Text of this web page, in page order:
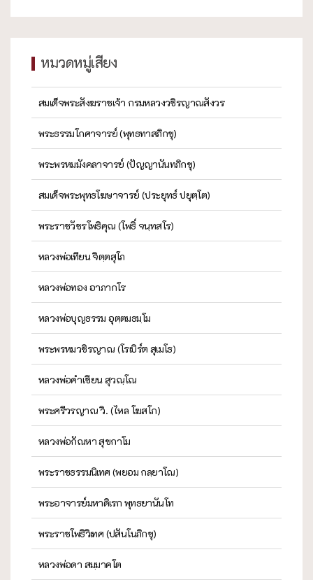
หมวดหมู่เสียง
สมเด็จพระสังฆราชเจ้า กรมหลวงวชิรญาณสังวร
พระธรรมโกศาจารย์ (พุทธทาสภิกขุ)
พระพรหมมังคลาจารย์ (ปัญญานันทภิกขุ)
สมเด็จพระพุทธโฆษาจารย์ (ประยุทธ์ ปยุตฺโต)
พระราชวัชรโพธิคุณ (โพธิ์ จนฺทสโร)
หลวงพ่อเทียน จิตฺตสุโภ
หลวงพ่อทอง อาภากโร
หลวงพ่อบุญธรรม อุตฺตมธมฺโม
พระพรหมวชิรญาณ (โรเบิร์ต สุเมโธ)
หลวงพ่อคำเขียน สุวณฺโณ
พระศรีวรญาณ วิ. (ไหล โฆสโก)
หลวงพ่อกัณหา สุขกาโม
พระราชธรรมนิเทศ (พยอม กลฺยาโณ)
พระอาจารย์มหาดิเรก พุทธยานันโท
พระราชโพธิวิเทศ (ปสันโนภิกขุ)
หลวงพ่อดา สมฺมาคโต